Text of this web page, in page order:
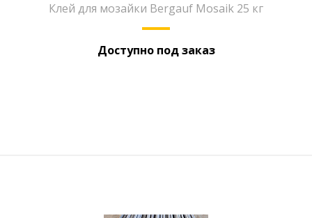
Клей для мозайки Bergauf Mosaik 25 кг
Доступно под заказ